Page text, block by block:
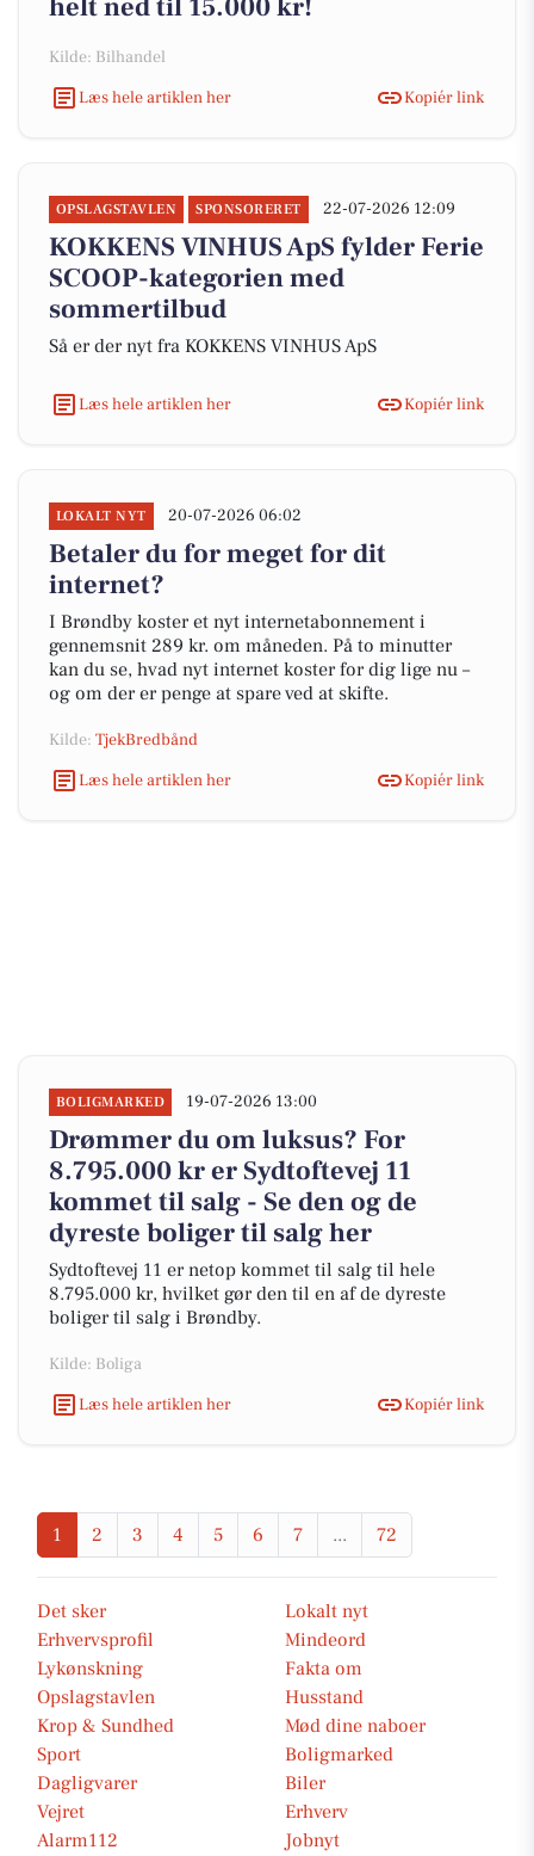
helt ned til 15.000 kr!
Kilde: Bilhandel
Læs hele artiklen her
Kopiér link
OPSLAGSTAVLEN SPONSORERET 22-07-2026 12:09
KOKKENS VINHUS ApS fylder Ferie
SCOOP-kategorien med
sommertilbud
Så er der nyt fra KOKKENS VINHUS ApS
Læs hele artiklen her Kopiér link
LOKALT NYT 20-07-2026 06:02
Betaler du for meget for dit
internet?
I Brøndby koster et nyt internetabonnement i
gennemsnit 289 kr. om måneden. På to minutter
kan du se, hvad nyt internet koster for dig lige nu –
og om der er penge at spare ved at skifte.
Kilde: TjekBredbånd
Læs hele artiklen her
Kopiér link
BOLIGMARKED 19-07-2026 13:00
Drømmer du om luksus? For
8.795.000 kr er Sydtoftevej 11
kommet til salg - Se den og de
dyreste boliger til salg her
Sydtoftevej 11 er netop kommet til salg til hele
8.795.000 kr, hvilket gør den til en af de dyreste
boliger til salg i Brøndby.
Kilde: Boliga
Læs hele artiklen her
Kopiér link
1 2 3 4 5 6 7 ... 72
Det sker
Lokalt nyt
Erhvervsprofil
Mindeord
Lykønskning
Fakta om
Opslagstavlen
Husstand
Krop & Sundhed
Mød dine naboer
Sport
Boligmarked
Dagligvarer
Biler
Vejret
Erhverv
Alarm112
Jobnyt